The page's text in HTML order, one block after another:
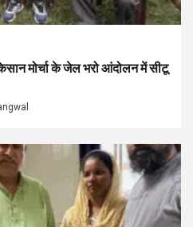
मोर्चा के जेल भरो आंदोलन में सीटू